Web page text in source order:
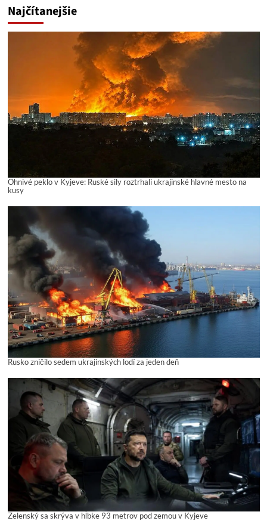
Najčítanejšie
Ohnivé peklo v Kyjeve: Ruské sily roztrhali ukrajinské hlavné mesto na
kusy
Rusko zničilo sedem ukrajinských lodí za jeden deň
Zelenský sa skrýva v hĺbke 93 metrov pod zemou v Kyjeve